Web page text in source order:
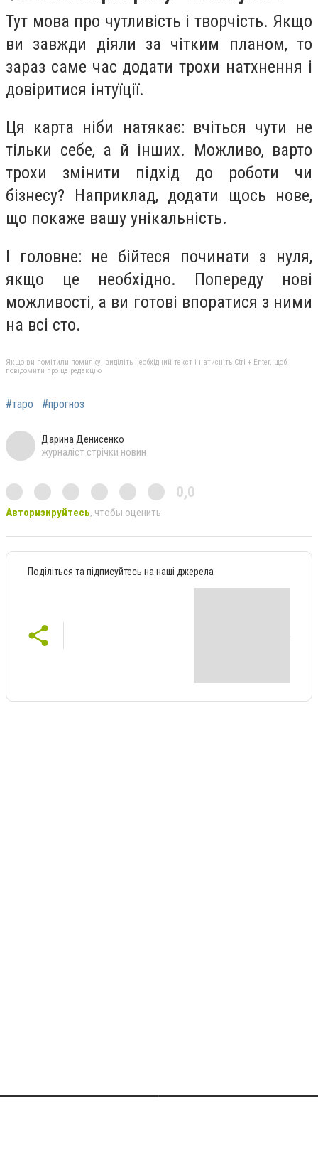
Тут мова про чутливість і творчість. Якщо
ви завжди діяли за чітким планом, то
зараз саме час додати трохи натхнення і
довіритися інтуїції.
Ця карта ніби натякає: вчіться чути не
тільки себе, а й інших. Можливо, варто
трохи змінити підхід до роботи чи
бізнесу? Наприклад, додати щось нове,
що покаже вашу унікальність.
І головне: не бійтеся починати з нуля,
якщо це необхідно. Попереду нові
можливості, а ви готові впоратися з ними
на всі сто.
Якщо ви помітили помилку, виділіть необхідний текст і натисніть Ctrl + Enter, щоб
повідомити про це редакцію
#таро #прогноз
Дарина Денисенко
журналіст стрічки новин
0,0
Авторизируйтесь, чтобы оценить
Поділіться та підписуйтесь на наші джерела